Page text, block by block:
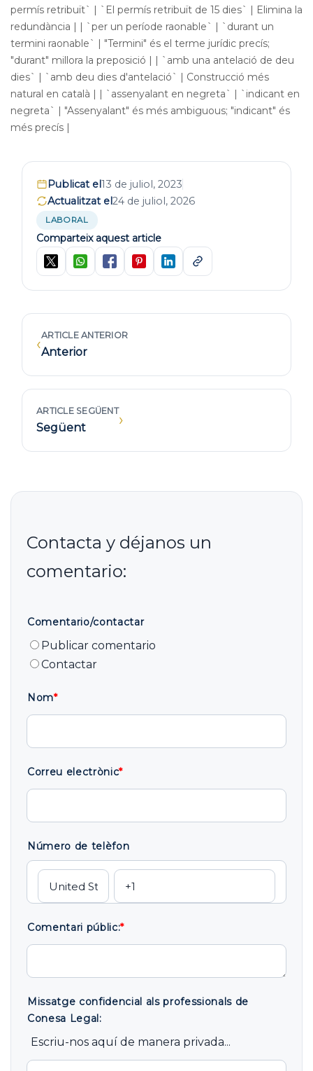
permís retribuït` | `El permís retribuït de 15 dies` | Elimina la
redundància | | `per un període raonable` | `durant un
termini raonable` | "Termini" és el terme jurídic precís;
"durant" millora la preposició | | `amb una antelació de deu
dies` | `amb deu dies d'antelació` | Construcció més
natural en català | | `assenyalant en negreta` | `indicant en
negreta` | "Assenyalant" és més ambiguous; "indicant" és
més precís |
Publicat el13 de juliol, 2023
Actualitzat el24 de juliol, 2026
LABORAL
Comparteix aquest article
‹ARTICLE ANTERIOR
Anterior
ARTICLE SEGÜENT
Següent ›
Comentario/contactar
Publicar comentario
Contactar
Nom*
Correu electrònic*
Número de telèfon
Comentari públic:*
Missatge confidencial als professionals de
Conesa Legal:
Escriu-nos aquí de manera privada...